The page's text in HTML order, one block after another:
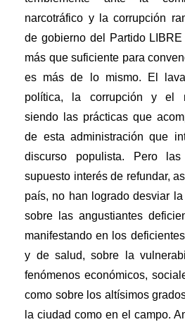
narcotráfico y la corrupción
de gobierno del Partido
más que suficiente para
es más de lo mismo. El
política, la corrupción y el
siendo las prácticas que
de esta administración que
discurso populista. Pero
supuesto interés de refundar,
país, no han logrado desviar
sobre las angustiantes
manifestando en los
y de salud, sobre la
fenómenos económicos,
como sobre los altísimos
la ciudad como en el campo.